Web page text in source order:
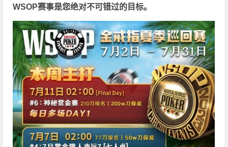
WSOP赛事是您绝对不可错过的目标。